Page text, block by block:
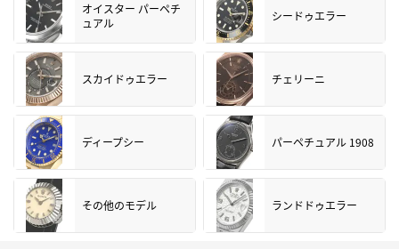
オイスター パーペチ
ュアル
シードゥエラー
スカイドゥエラー チェリーニ
ディープシー パーペチュアル 1908
その他のモデル ランドドゥエラー